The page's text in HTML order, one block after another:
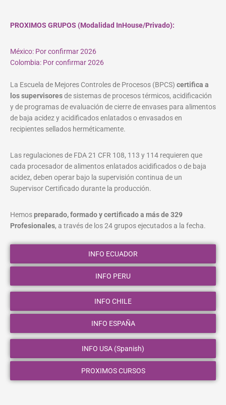
PROXIMOS GRUPOS (Modalidad InHouse/Privado):
México: Por confirmar 2026
Colombia: Por confirmar 2026
La Escuela de Mejores Controles de Procesos (BPCS) certifica a
los supervisoresde sistemas de procesos térmicos, acidificación
y de programas de evaluación de cierre de envases para alimentos
de baja acidez y acidificados enlatados o envasados en
recipientes sellados herméticamente.
Las regulaciones de FDA 21 CFR 108, 113 y 114 requieren que
cada procesador de alimentos enlatados acidificados o de baja
acidez, deben operar bajo la supervisión continua de un
Supervisor Certificado durante la producción.
Hemospreparado, formado y certificado a más de 329
Profesionales, a través de los 24 grupos ejecutados a la fecha.
INFO ECUADOR
INFO PERU
INFO CHILE
INFO ESPAÑA
INFO USA (Spanish)
PROXIMOS CURSOS